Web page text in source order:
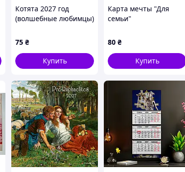
Котята 2027 год
(волшебные любимцы)
75 ₴
Купить
Карта мечты "Для
семьи"
80 ₴
Купить